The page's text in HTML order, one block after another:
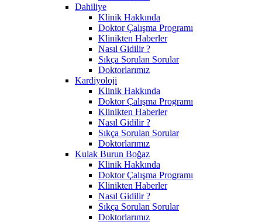
Dahiliye
Klinik Hakkında
Doktor Çalışma Programı
Klinikten Haberler
Nasıl Gidilir ?
Sıkça Sorulan Sorular
Doktorlarımız
Kardiyoloji
Klinik Hakkında
Doktor Çalışma Programı
Klinikten Haberler
Nasıl Gidilir ?
Sıkça Sorulan Sorular
Doktorlarımız
Kulak Burun Boğaz
Klinik Hakkında
Doktor Çalışma Programı
Klinikten Haberler
Nasıl Gidilir ?
Sıkça Sorulan Sorular
Doktorlarımız